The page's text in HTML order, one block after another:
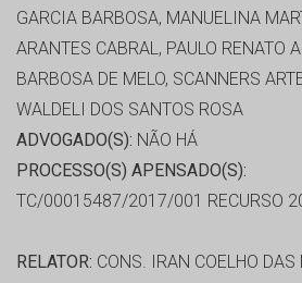
GARCIA BARBOSA, MANUELINA
ARANTES CABRAL, PAULO RENATO
BARBOSA DE MELO, SCANNERS
WALDELI DOS SANTOS ROSA
ADVOGADO(S): NÃO HÁ
PROCESSO(S) APENSADO(S):
TC/00015487/2017/001 RECURSO
RELATOR: CONS. IRAN COELHO DAS